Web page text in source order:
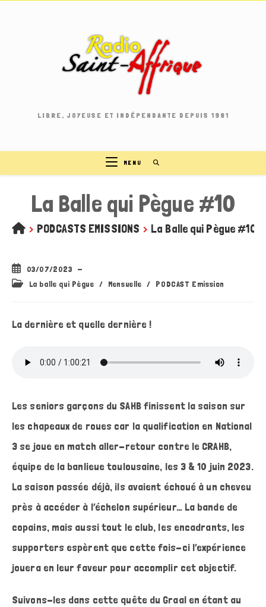
LIBRE, JOYEUSE ET INDÉPENDANTE DEPUIS 1981
MENU
La Balle qui Pègue #10
> PODCASTS EMISSIONS > La Balle qui Pègue #10
Publication
publiée :
03/07/2023
Post La balle qui Pègue / Mensuelle / PODCAST Emission
La dernière et quelle dernière !
Les seniors garçons du SAHB finissent la saison sur
les chapeaux de roues car la qualification en National
3 se joue en match aller-retour contre le CRAHB,
équipe de la banlieue toulousaine, les 3 & 10 juin 2023.
La saison passée déjà, ils avaient échoué à un cheveu
près à accéder à l’échelon supérieur… La bande de
copains, mais aussi tout le club, les encadrants, les
supporters espèrent que cette fois-ci l’expérience
jouera en leur faveur pour accomplir cet objectif.
Suivons-les dans cette quête du Graal en étant au